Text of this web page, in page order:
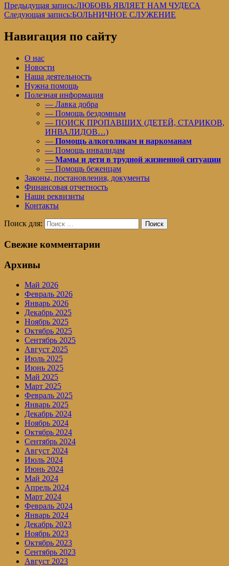
Предыдущая запись:ЛЮБОВЬ ЯВЛЯЕТ НАМ ЧУДЕСА
Следующая запись:БОЛЬНИЧНОЕ СЛУЖЕНИЕ
Навигация по сайту
О нас
Новости
Наша деятельность
Нужна помощь
Полезная информация
— Лавка добра
— Помощь бездомным
— ПОИСК ПРОПАВШИХ (ДЕТЕЙ, СТАРИКОВ,
ИНВАЛИДОВ…)
— Помощь алкоголикам и наркоманам
— Помощь инвалидам
— Мамы и дети в трудной жизненной ситуации
— Помощь беженцам
Законы, постановления, документы
Финансовая отчетность
Наши реквизиты
Контакты
Поиск для: Поиск
Свежие комментарии
Архивы
Май 2026
Февраль 2026
Январь 2026
Декабрь 2025
Ноябрь 2025
Октябрь 2025
Сентябрь 2025
Август 2025
Июль 2025
Июнь 2025
Май 2025
Март 2025
Февраль 2025
Январь 2025
Декабрь 2024
Ноябрь 2024
Октябрь 2024
Сентябрь 2024
Август 2024
Июль 2024
Июнь 2024
Май 2024
Апрель 2024
Март 2024
Февраль 2024
Январь 2024
Декабрь 2023
Ноябрь 2023
Октябрь 2023
Сентябрь 2023
Август 2023